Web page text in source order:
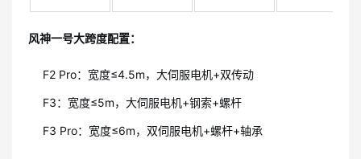
风神一号大跨度配置：
F2 Pro：宽度≤4.5m，大伺服电机+双传动
F3：宽度≤5m，大伺服电机+钢索+螺杆
F3 Pro：宽度≤6m，双伺服电机+螺杆+轴承